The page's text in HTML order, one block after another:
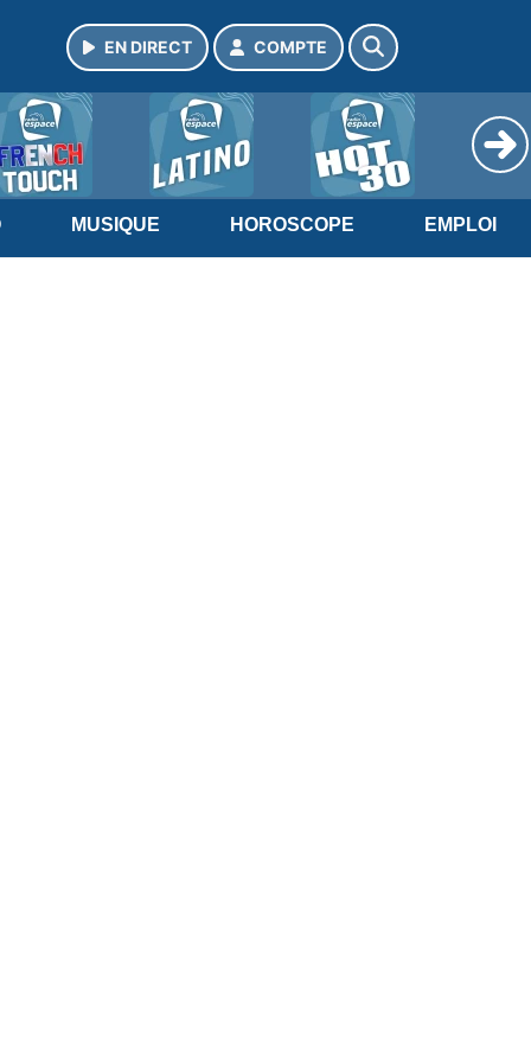
EN DIRECT COMPTE
MUSIQUE HOROSCOPE EMPLOI